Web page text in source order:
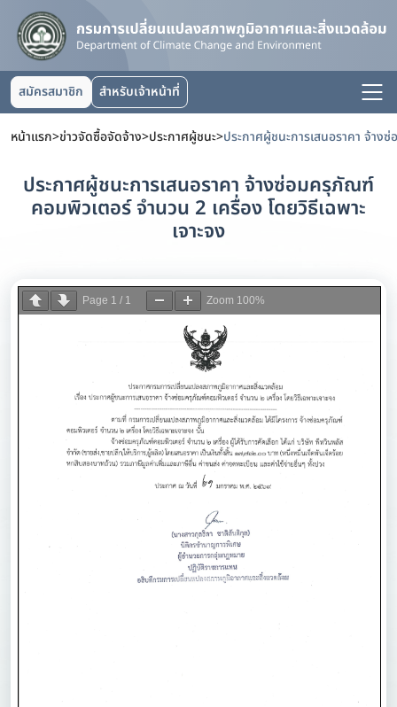
สมัครสมาชิก สำหรับเจ้าหน้าที่
หน้าแรก>ข่าวจัดซื้อจัดจ้าง>ประกาศผู้ชนะ>
ประกาศผู้ชนะการเสนอราคา จ้างซ่อมครุภัณฑ์
คอมพิวเตอร์ จำนวน 2 เครื่อง โดยวิธีเฉพาะ
เจาะจง
Page 1 / 1 Zoom 100%